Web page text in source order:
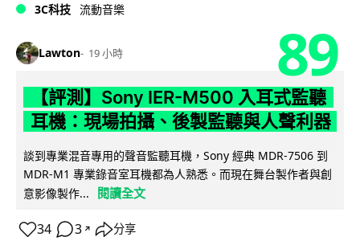
3C科技 流動音樂
Lawton 19 小時 89
【評測】Sony IER-M500 入耳式監聽
耳機：現場拍攝、後製監聽與人聲利器
談到專業混音專用的聲音監聽耳機，Sony 經典 MDR-7506 到
MDR-M1 專業錄音室耳機都為人熟悉。而現在舞台製作者與創
意影像製作...
閱讀全文
34 3 ↗ 分享